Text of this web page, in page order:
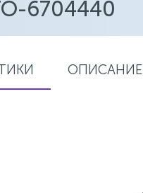
6704440
ОПИСАНИЕ